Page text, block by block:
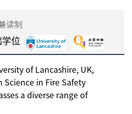
读制
位
of Lancashire, UK,
in Fire Safety
a diverse range of